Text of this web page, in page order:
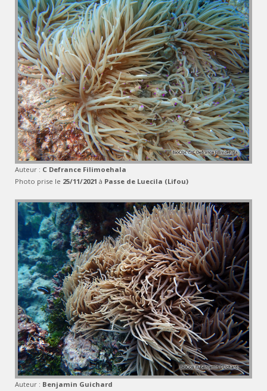
Auteur : C Defrance Filimoehala
Photo prise le 25/11/2021 à Passe de Luecila (Lifou)
Auteur : Benjamin Guichard